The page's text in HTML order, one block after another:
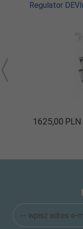
Regulator
1625,00 PLN